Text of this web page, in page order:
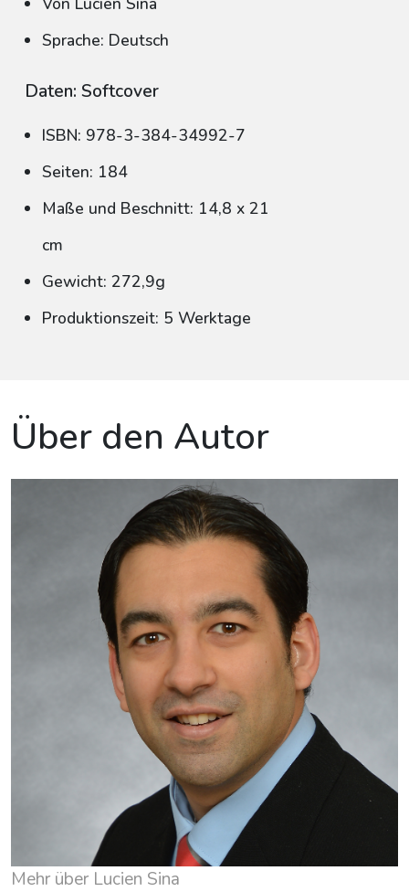
Sprache: Deutsch
Daten: Softcover
ISBN: 978-3-384-34992-7
Seiten: 184
Maße und Beschnitt: 14,8 x 21
cm
Gewicht: 272,9g
Produktionszeit: 5 Werktage
Über den Autor
Mehr über Lucien Sina